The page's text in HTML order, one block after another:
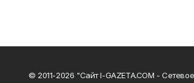
© 2011-2026 "Сайт I-GAZETA.COM - Сетевое